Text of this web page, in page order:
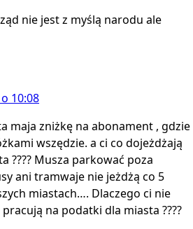
nie jest z myślą narodu ale
10:08
maja zniżkę na abonament , gdzie
wszędzie. a ci co dojeżdżają
???? Musza parkować poza
ani tramwaje nie jeżdżą co 5
miastach…. Dlaczego ci nie
na podatki dla miasta ????